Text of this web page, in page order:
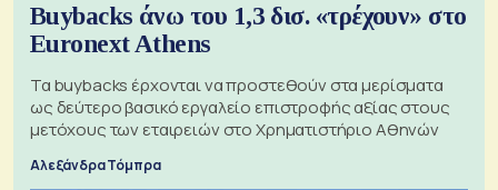
Buybacks άνω του 1,3 δισ. «τρέχουν» στο
Euronext Athens
Τα buybacks έρχονται να προστεθούν στα μερίσματα
ως δεύτερο βασικό εργαλείο επιστροφής αξίας στους
μετόχους των εταιρειών στο Χρηματιστήριο Αθηνών
Αλεξάνδρα Τόμπρα